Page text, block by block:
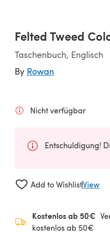
Felted Tweed
Taschenbuch, Englisch
By Rowan
Nicht verfügbar
Entschuldigung!
Add to WishlistView
Kostenlos ab 50€
kostenlos ab 50€